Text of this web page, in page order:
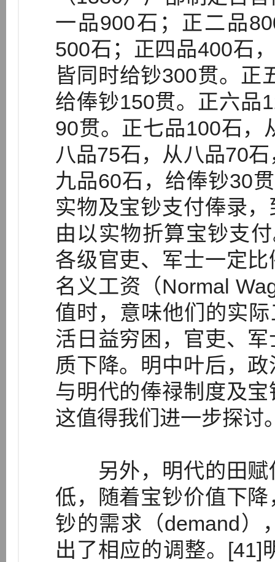
一品900石；正二品
500石；正四品400石
皆同时给钞300贯。正
给俸钞150贯。正六品
90贯。正七品100石，
八品75石，从八品70
九品60石，给俸钞30
实物及宝钞支付俸录
由以实物折算宝钞支
各级官吏、军士一定
名义工资（Normal
值时，意味他们的实
活日益穷困，官吏、
质下降。明中叶后，
与明代的俸禄制度及
这值得我们进一步探讨
另外，明代的田赋
低，随着宝钞价值下
钞的需求（demand）
出了相应的调整。[41]